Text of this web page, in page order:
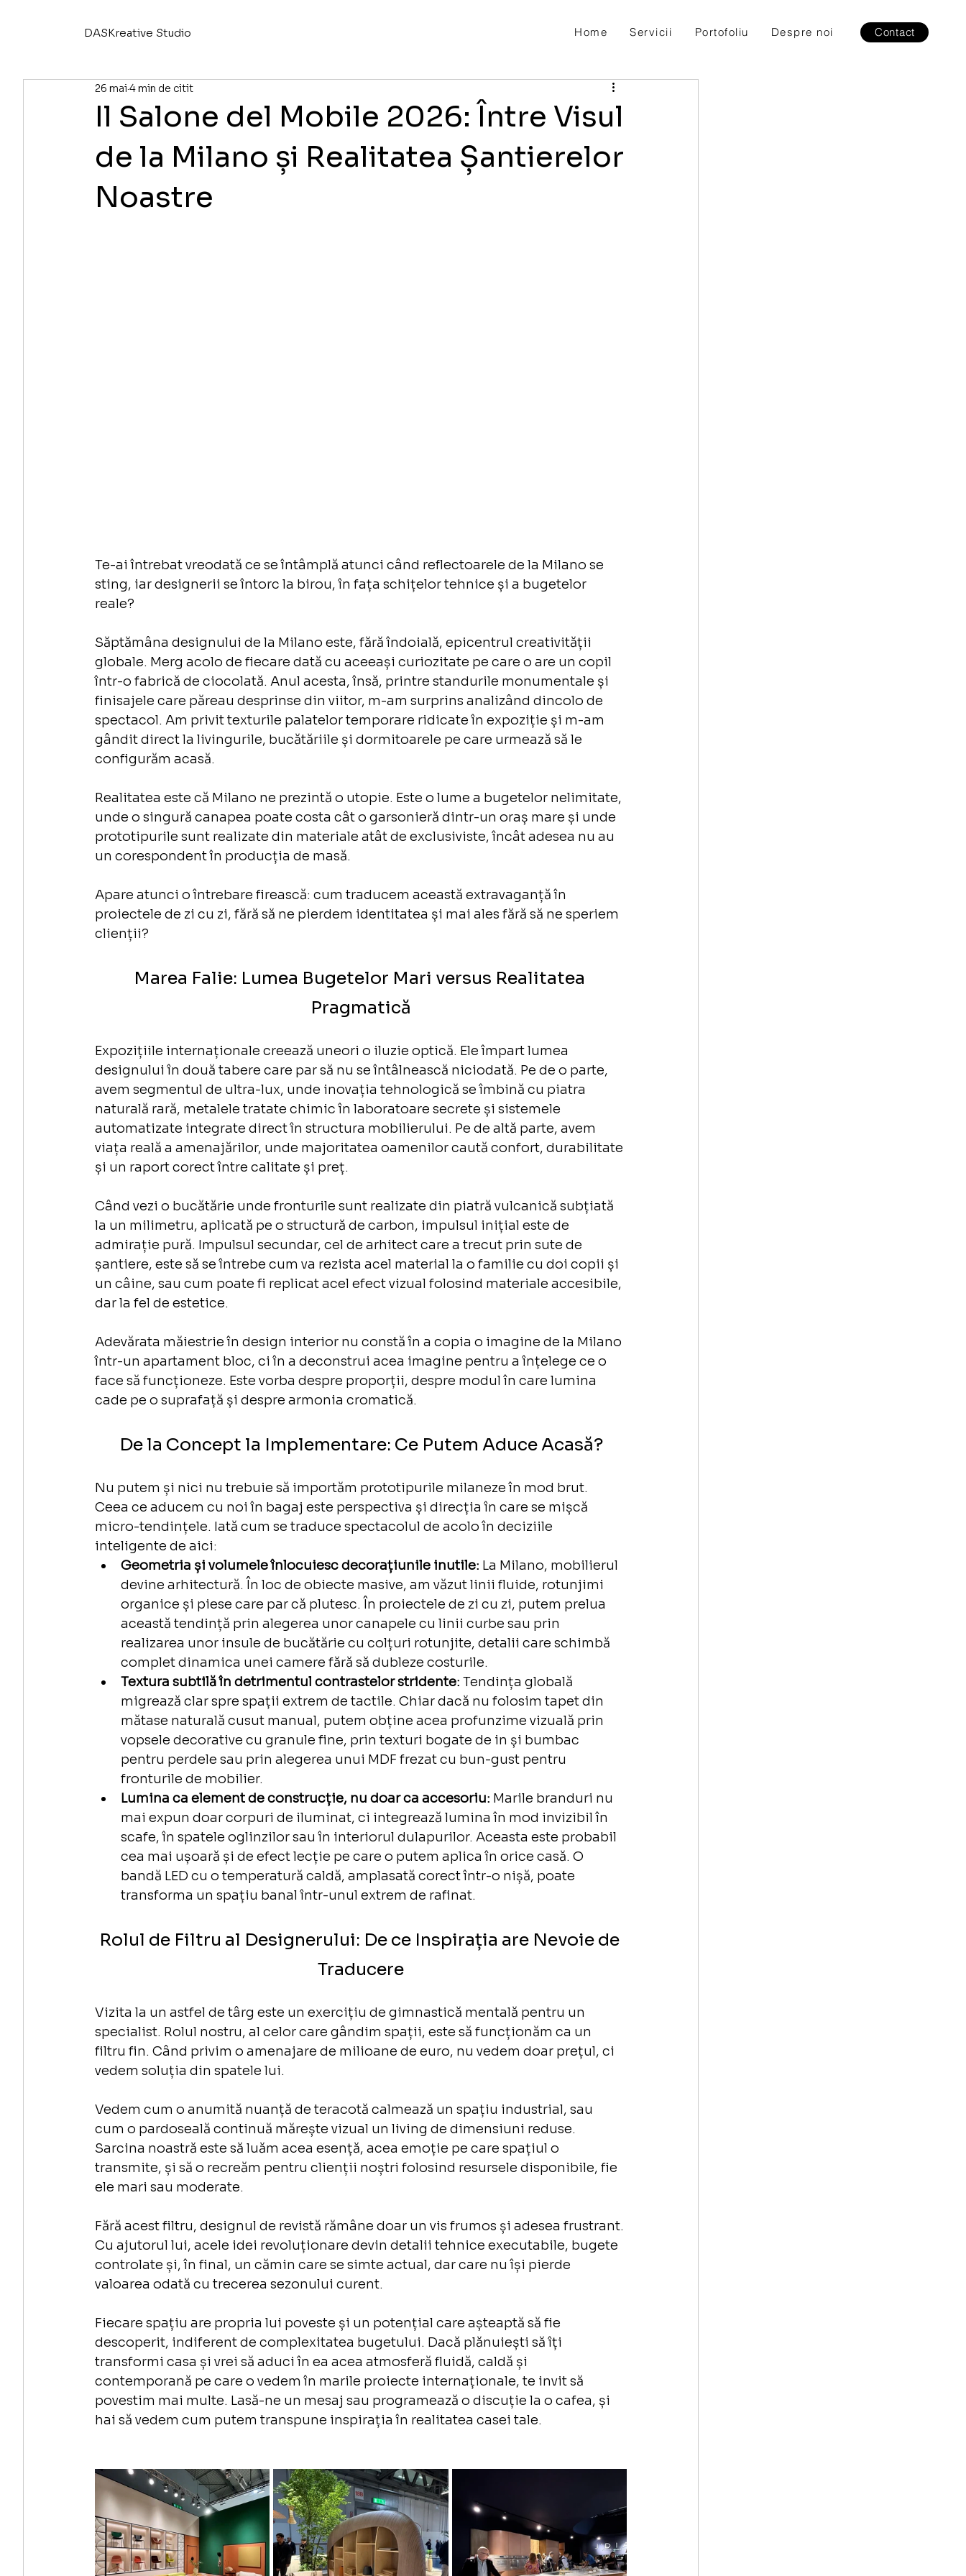
DASKreative Studio Home Servicii Portofoliu Despre noi Contact
Il Salone del Mobile 2026: Între Visul
de la Milano și Realitatea Șantierelor
Noastre
26 mai 4 min de citit
Te-ai întrebat vreodată ce se întâmplă atunci când reflectoarele de la Milano se
sting, iar designerii se întorc la birou, în fața schițelor tehnice și a bugetelor
reale?
Săptămâna designului de la Milano este, fără îndoială, epicentrul creativității
globale. Merg acolo de fiecare dată cu aceeași curiozitate pe care o are un copil
într-o fabrică de ciocolată. Anul acesta, însă, printre standurile monumentale și
finisajele care păreau desprinse din viitor, m-am surprins analizând dincolo de
spectacol. Am privit texturile palatelor temporare ridicate în expoziție și m-am
gândit direct la livingurile, bucătăriile și dormitoarele pe care urmează să le
configurăm acasă.
Realitatea este că Milano ne prezintă o utopie. Este o lume a bugetelor nelimitate,
unde o singură canapea poate costa cât o garsonieră dintr-un oraș mare și unde
prototipurile sunt realizate din materiale atât de exclusiviste, încât adesea nu au
un corespondent în producția de masă.
Apare atunci o întrebare firească: cum traducem această extravaganță în
proiectele de zi cu zi, fără să ne pierdem identitatea și mai ales fără să ne speriem
clienții?
Marea Falie: Lumea Bugetelor Mari versus Realitatea
Pragmatică
Expozițiile internaționale creează uneori o iluzie optică. Ele împart lumea
designului în două tabere care par să nu se întâlnească niciodată. Pe de o parte,
avem segmentul de ultra-lux, unde inovația tehnologică se îmbină cu piatra
naturală rară, metalele tratate chimic în laboratoare secrete și sistemele
automatizate integrate direct în structura mobilierului. Pe de altă parte, avem
viața reală a amenajărilor, unde majoritatea oamenilor caută confort, durabilitate
și un raport corect între calitate și preț.
Când vezi o bucătărie unde fronturile sunt realizate din piatră vulcanică subțiată
la un milimetru, aplicată pe o structură de carbon, impulsul inițial este de
admirație pură. Impulsul secundar, cel de arhitect care a trecut prin sute de
șantiere, este să se întrebe cum va rezista acel material la o familie cu doi copii și
un câine, sau cum poate fi replicat acel efect vizual folosind materiale accesibile,
dar la fel de estetice.
Adevărata măiestrie în design interior nu constă în a copia o imagine de la Milano
într-un apartament bloc, ci în a deconstrui acea imagine pentru a înțelege ce o
face să funcționeze. Este vorba despre proporții, despre modul în care lumina
cade pe o suprafață și despre armonia cromatică.
De la Concept la Implementare: Ce Putem Aduce Acasă?
Nu putem și nici nu trebuie să importăm prototipurile milaneze în mod brut.
Ceea ce aducem cu noi în bagaj este perspectiva și direcția în care se mișcă
micro-tendințele. Iată cum se traduce spectacolul de acolo în deciziile
inteligente de aici:
Geometria și volumele înlocuiesc decorațiunile inutile: La Milano, mobilierul
devine arhitectură. În loc de obiecte masive, am văzut linii fluide, rotunjimi
organice și piese care par că plutesc. În proiectele de zi cu zi, putem prelua
această tendință prin alegerea unor canapele cu linii curbe sau prin
realizarea unor insule de bucătărie cu colțuri rotunjite, detalii care schimbă
complet dinamica unei camere fără să dubleze costurile.
Textura subtilă în detrimentul contrastelor stridente: Tendința globală
migrează clar spre spații extrem de tactile. Chiar dacă nu folosim tapet din
mătase naturală cusut manual, putem obține acea profunzime vizuală prin
vopsele decorative cu granule fine, prin texturi bogate de in și bumbac
pentru perdele sau prin alegerea unui MDF frezat cu bun-gust pentru
fronturile de mobilier.
Lumina ca element de construcție, nu doar ca accesoriu: Marile branduri nu
mai expun doar corpuri de iluminat, ci integrează lumina în mod invizibil în
scafe, în spatele oglinzilor sau în interiorul dulapurilor. Aceasta este probabil
cea mai ușoară și de efect lecție pe care o putem aplica în orice casă. O
bandă LED cu o temperatură caldă, amplasată corect într-o nișă, poate
transforma un spațiu banal într-unul extrem de rafinat.
Rolul de Filtru al Designerului: De ce Inspirația are Nevoie de
Traducere
Vizita la un astfel de târg este un exercițiu de gimnastică mentală pentru un
specialist. Rolul nostru, al celor care gândim spații, este să funcționăm ca un
filtru fin. Când privim o amenajare de milioane de euro, nu vedem doar prețul, ci
vedem soluția din spatele lui.
Vedem cum o anumită nuanță de teracotă calmează un spațiu industrial, sau
cum o pardoseală continuă mărește vizual un living de dimensiuni reduse.
Sarcina noastră este să luăm acea esență, acea emoție pe care spațiul o
transmite, și să o recreăm pentru clienții noștri folosind resursele disponibile, fie
ele mari sau moderate.
Fără acest filtru, designul de revistă rămâne doar un vis frumos și adesea frustrant.
Cu ajutorul lui, acele idei revoluționare devin detalii tehnice executabile, bugete
controlate și, în final, un cămin care se simte actual, dar care nu își pierde
valoarea odată cu trecerea sezonului curent.
Fiecare spațiu are propria lui poveste și un potențial care așteaptă să fie
descoperit, indiferent de complexitatea bugetului. Dacă plănuiești să îți
transformi casa și vrei să aduci în ea acea atmosferă fluidă, caldă și
contemporană pe care o vedem în marile proiecte internaționale, te invit să
povestim mai multe. Lasă-ne un mesaj sau programează o discuție la o cafea, și
hai să vedem cum putem transpune inspirația în realitatea casei tale.